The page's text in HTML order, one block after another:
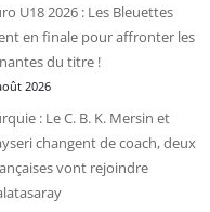
U18 2026 : Les Bleuettes
en finale pour affronter les
du titre !
2026
: Le C. B. K. Mersin et
changent de coach, deux
vont rejoindre